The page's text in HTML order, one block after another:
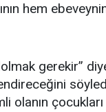
hem
gerekir”
olanın